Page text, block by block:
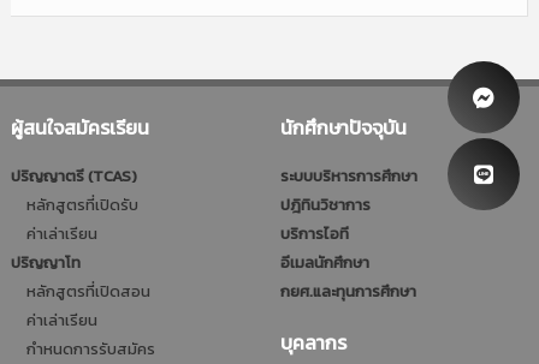
ผู้สนใจสมัครเรียน
ปริญญาตรี (TCAS)
หลักสูตรที่เปิดรับ
ค่าเล่าเรียน
ปริญญาโท
หลักสูตรที่เปิดสอน
ค่าเล่าเรียน
กำหนดการรับสมัคร
นักศึกษาปัจจุบัน
ระบบบริหารการศึกษา
ปฎิทินวิชาการ
บริการไอที
อีเมลนักศึกษา
กยศ.และทุนการศึกษา
บุคลากร